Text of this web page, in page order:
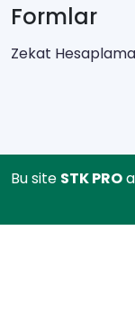
Formlar
Zekat Hesaplama
Bu site STK PRO